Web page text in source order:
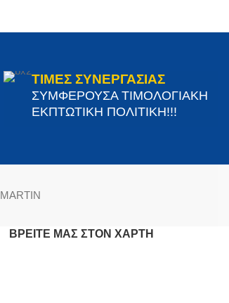
ΤΙΜΕΣ ΣΥΝΕΡΓΑΣΙΑΣ
ΣΥΜΦΕΡΟΥΣΑ ΤΙΜΟΛΟΓΙΑΚΗ
ΕΚΠΤΩΤΙΚΗ ΠΟΛΙΤΙΚΗ!!!
MARTIN
ΒΡΕΊΤΕ ΜΑΣ ΣΤΟΝ ΧΆΡΤΗ